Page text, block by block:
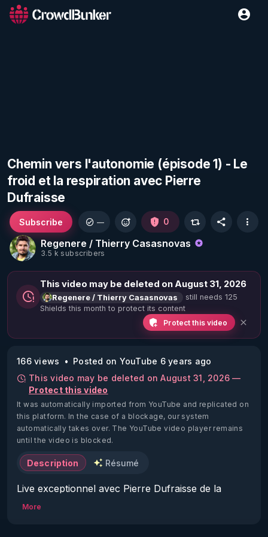
Chemin vers l'autonomie (épisode 1) - Le
froid et la respiration avec Pierre
Dufraisse
Regenere / Thierry Casasnovas
3.5 k subscribers
Subscribe — 0
This video may be deleted on August 31, 2026
Regenere / Thierry Casasnovas
still needs 125
Shields this month to protect its content
Protect this video
166 views
Posted on YouTube 6 years ago
This video may be deleted on August 31, 2026 —
Protect this video
It was automatically imported from YouTube and replicated on
this platform. In the case of a blockage, our system
automatically takes over. The YouTube video player remains
until the video is blocked.
Description Résumé
Live exceptionnel avec Pierre Dufraisse de la
More